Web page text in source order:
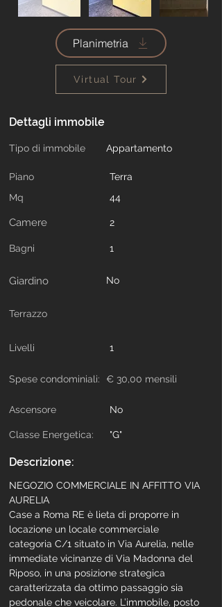
Planimetria
Virtual Tour
Dettagli immobile
Tipo di immobile Appartamento
Terra
Piano
Mq
44
Camere 2
Bagni 1
Giardino No
Terrazzo
Livelli 1
Spese condominiali: € 30,00 mensili
No
Ascensore
Classe Energetica: "G"
Descrizione:
NEGOZIO COMMERCIALE IN AFFITTO VIA
AURELIA
Case a Roma RE è lieta di proporre in
locazione un locale commerciale
categoria C/1 situato in Via Aurelia, nelle
immediate vicinanze di Via Madonna del
Riposo, in una posizione strategica
caratterizzata da ottimo passaggio sia
pedonale che veicolare. L’immobile, posto